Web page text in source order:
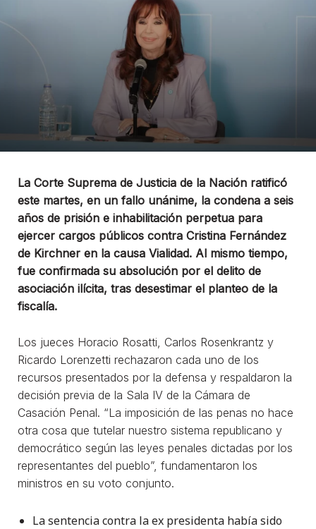
La Corte Suprema de Justicia de la Nación ratificó
este martes, en un fallo unánime, la condena a seis
años de prisión e inhabilitación perpetua para
ejercer cargos públicos contra Cristina Fernández
de Kirchner en la causa Vialidad. Al mismo tiempo,
fue confirmada su absolución por el delito de
asociación ilícita, tras desestimar el planteo de la
fiscalía.
Los jueces Horacio Rosatti, Carlos Rosenkrantz y
Ricardo Lorenzetti rechazaron cada uno de los
recursos presentados por la defensa y respaldaron la
decisión previa de la Sala IV de la Cámara de
Casación Penal. “La imposición de las penas no hace
otra cosa que tutelar nuestro sistema republicano y
democrático según las leyes penales dictadas por los
representantes del pueblo”, fundamentaron los
ministros en su voto conjunto.
La sentencia contra la ex presidenta había sido